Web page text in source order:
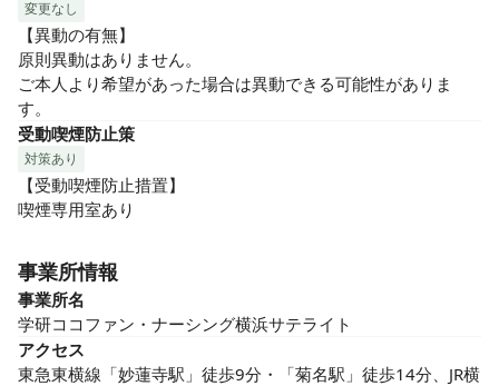
変更なし
【異動の有無】
原則異動はありません。
ご本人より希望があった場合は異動できる可能性がありま
す。
受動喫煙防止策
対策あり
【受動喫煙防止措置】
喫煙専用室あり
事業所情報
事業所名
学研ココファン・ナーシング横浜サテライト
アクセス
東急東横線「妙蓮寺駅」徒歩9分・「菊名駅」徒歩14分、JR横